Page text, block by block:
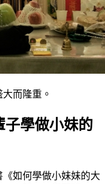
而隆重。
學做小妹的
如何學做小妹妹的大